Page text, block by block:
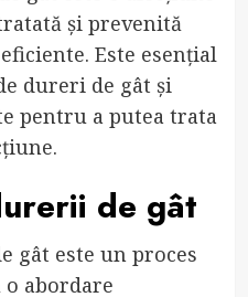
și prevenită
Este esențial
dureri de gât și
pentru a putea trata
de gât
gât este un proces
o abordare